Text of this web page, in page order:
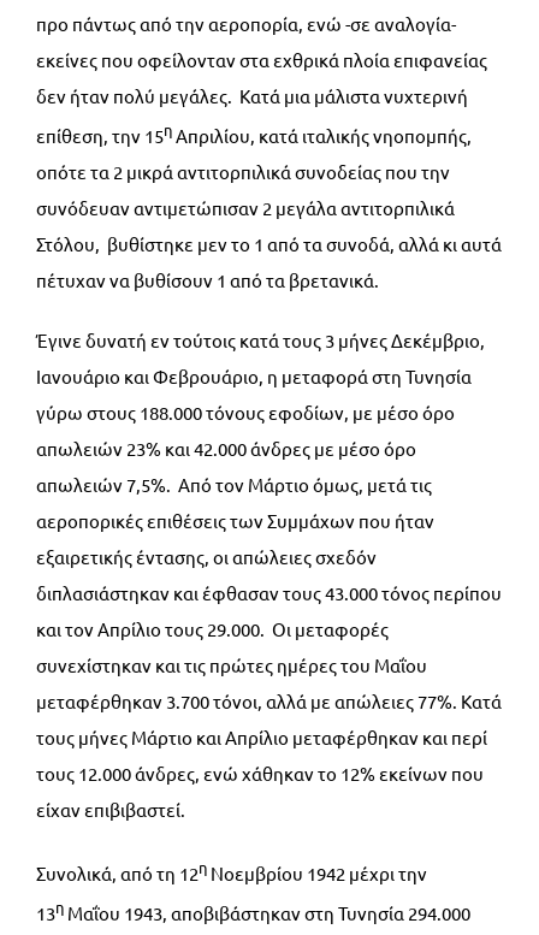
προ πάντως από την αεροπορία, ενώ -σε αναλογία-
εκείνες που οφείλονταν στα εχθρικά πλοία επιφανείας
δεν ήταν πολύ μεγάλες. Κατά μια μάλιστα νυχτερινή
επίθεση, την 15ηΑπριλίου, κατά ιταλικής νηοπομπής,
οπότε τα 2 μικρά αντιτορπιλικά συνοδείας που την
συνόδευαν αντιμετώπισαν 2 μεγάλα αντιτορπιλικά
Στόλου, βυθίστηκε μεν το 1 από τα συνοδά, αλλά κι αυτά
πέτυχαν να βυθίσουν 1 από τα βρετανικά.
Έγινε δυνατή εν τούτοις κατά τους 3 μήνες Δεκέμβριο,
Ιανουάριο και Φεβρουάριο, η μεταφορά στη Τυνησία
γύρω στους 188.000 τόνους εφοδίων, με μέσο όρο
απωλειών 23% και 42.000 άνδρες με μέσο όρο
απωλειών 7,5%. Από τον Μάρτιο όμως, μετά τις
αεροπορικές επιθέσεις των Συμμάχων που ήταν
εξαιρετικής έντασης, οι απώλειες σχεδόν
διπλασιάστηκαν και έφθασαν τους 43.000 τόνος περίπου
και τον Απρίλιο τους 29.000. Οι μεταφορές
συνεχίστηκαν και τις πρώτες ημέρες του Μαΐου
μεταφέρθηκαν 3.700 τόνοι, αλλά με απώλειες 77%. Κατά
τους μήνες Μάρτιο και Απρίλιο μεταφέρθηκαν και περί
τους 12.000 άνδρες, ενώ χάθηκαν το 12% εκείνων που
είχαν επιβιβαστεί.
Συνολικά, από τη 12η Νοεμβρίου 1942 μέχρι την
13η Μαΐου 1943, αποβιβάστηκαν στη Τυνησία 294.000